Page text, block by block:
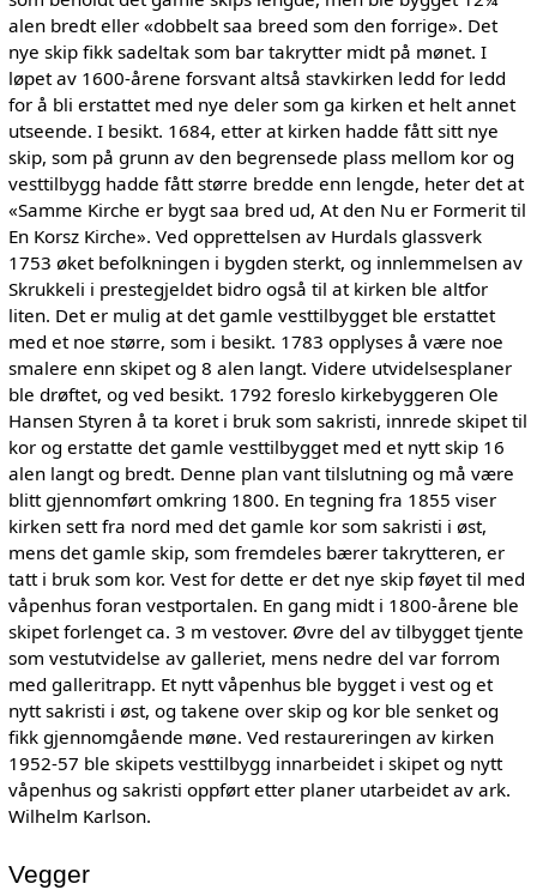
alen bredt eller «dobbelt saa breed som den forrige». Det
nye skip fikk sadeltak som bar takrytter midt på mønet. I
løpet av 1600-årene forsvant altså stavkirken ledd for ledd
for å bli erstattet med nye deler som ga kirken et helt annet
utseende. I besikt. 1684, etter at kirken hadde fått sitt nye
skip, som på grunn av den begrensede plass mellom kor og
vesttilbygg hadde fått større bredde enn lengde, heter det at
«Samme Kirche er bygt saa bred ud, At den Nu er Formerit til
En Korsz Kirche». Ved opprettelsen av Hurdals glassverk
1753 øket befolkningen i bygden sterkt, og innlemmelsen av
Skrukkeli i prestegjeldet bidro også til at kirken ble altfor
liten. Det er mulig at det gamle vesttilbygget ble erstattet
med et noe større, som i besikt. 1783 opplyses å være noe
smalere enn skipet og 8 alen langt. Videre utvidelsesplaner
ble drøftet, og ved besikt. 1792 foreslo kirkebyggeren Ole
Hansen Styren å ta koret i bruk som sakristi, innrede skipet til
kor og erstatte det gamle vesttilbygget med et nytt skip 16
alen langt og bredt. Denne plan vant tilslutning og må være
blitt gjennomført omkring 1800. En tegning fra 1855 viser
kirken sett fra nord med det gamle kor som sakristi i øst,
mens det gamle skip, som fremdeles bærer takrytteren, er
tatt i bruk som kor. Vest for dette er det nye skip føyet til med
våpenhus foran vestportalen. En gang midt i 1800-årene ble
skipet forlenget ca. 3 m vestover. Øvre del av tilbygget tjente
som vestutvidelse av galleriet, mens nedre del var forrom
med galleritrapp. Et nytt våpenhus ble bygget i vest og et
nytt sakristi i øst, og takene over skip og kor ble senket og
fikk gjennomgående møne. Ved restaureringen av kirken
1952-57 ble skipets vesttilbygg innarbeidet i skipet og nytt
våpenhus og sakristi oppført etter planer utarbeidet av ark.
Wilhelm Karlson.
Vegger